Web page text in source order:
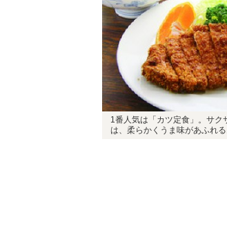
1番人気は「カツ定食」。サク
は、柔らかくうま味があふれる